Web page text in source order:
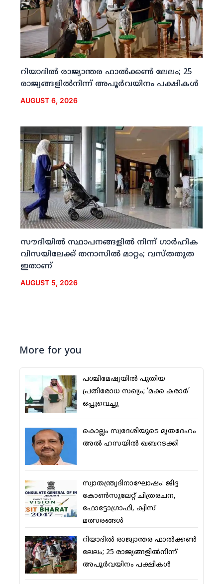
റിയാദില്‍ രാജ്യാന്തര ഫാല്‍ക്കണ്‍ ലേലം; 25
രാജ്യങ്ങളില്‍നിന്ന് അപൂര്‍വയിനം പക്ഷികള്‍
AUGUST 6, 2026
സൗദിയില്‍ സ്ഥാപനങ്ങളില്‍ നിന്ന് ഗാര്‍ഹിക
വിസയിലേക്ക് തനാസില്‍ മാറ്റം; വസ്തതുത
ഇതാണ്
AUGUST 5, 2026
More for you
പശ്ചിമേഷ്യയില്‍ പുതിയ
പ്രതിരോധ സഖ്യം; ‘മക്ക കരാര്‍’
ഒപ്പുവെച്ചു
കൊല്ലം സ്വദേശിയുടെ മൃതദേഹം
അല്‍ ഹസയില്‍ ഖബറടക്കി
സ്വാതന്ത്ര്യദിനാഘോഷം: ജിദ്ദ
കോണ്‍സുലേറ്റ് ചിത്രരചന,
ഫോട്ടോഗ്രാഫി, ക്വിസ്
മത്സരങ്ങള്‍
റിയാദില്‍ രാജ്യാന്തര ഫാല്‍ക്കണ്‍
ലേലം; 25 രാജ്യങ്ങളില്‍നിന്ന്
അപൂര്‍വയിനം പക്ഷികള്‍